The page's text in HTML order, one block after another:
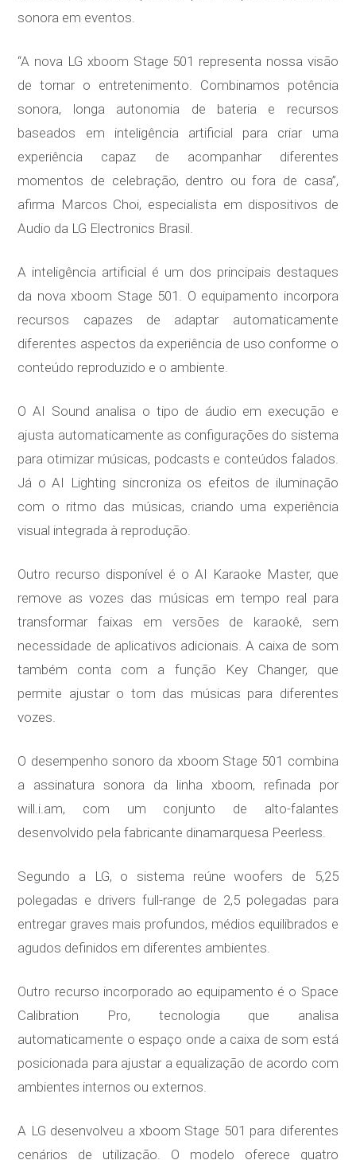
sonora em eventos.
“A nova LG xboom Stage 501 representa nossa visão
de tornar o entretenimento. Combinamos potência
sonora, longa autonomia de bateria e recursos
baseados em inteligência artificial para criar uma
experiência capaz de acompanhar diferentes
momentos de celebração, dentro ou fora de casa”,
afirma Marcos Choi, especialista em dispositivos de
Audio da LG Electronics Brasil.
A inteligência artificial é um dos principais destaques
da nova xboom Stage 501. O equipamento incorpora
recursos capazes de adaptar automaticamente
diferentes aspectos da experiência de uso conforme o
conteúdo reproduzido e o ambiente.
O AI Sound analisa o tipo de áudio em execução e
ajusta automaticamente as configurações do sistema
para otimizar músicas, podcasts e conteúdos falados.
Já o AI Lighting sincroniza os efeitos de iluminação
com o ritmo das músicas, criando uma experiência
visual integrada à reprodução.
Outro recurso disponível é o AI Karaoke Master, que
remove as vozes das músicas em tempo real para
transformar faixas em versões de karaokê, sem
necessidade de aplicativos adicionais. A caixa de som
também conta com a função Key Changer, que
permite ajustar o tom das músicas para diferentes
vozes.
O desempenho sonoro da xboom Stage 501 combina
a assinatura sonora da linha xboom, refinada por
will.i.am, com um conjunto de alto-falantes
desenvolvido pela fabricante dinamarquesa Peerless.
Segundo a LG, o sistema reúne woofers de 5,25
polegadas e drivers full-range de 2,5 polegadas para
entregar graves mais profundos, médios equilibrados e
agudos definidos em diferentes ambientes.
Outro recurso incorporado ao equipamento é o Space
Calibration Pro, tecnologia que analisa
automaticamente o espaço onde a caixa de som está
posicionada para ajustar a equalização de acordo com
ambientes internos ou externos.
A LG desenvolveu a xboom Stage 501 para diferentes
cenários de utilização. O modelo oferece quatro